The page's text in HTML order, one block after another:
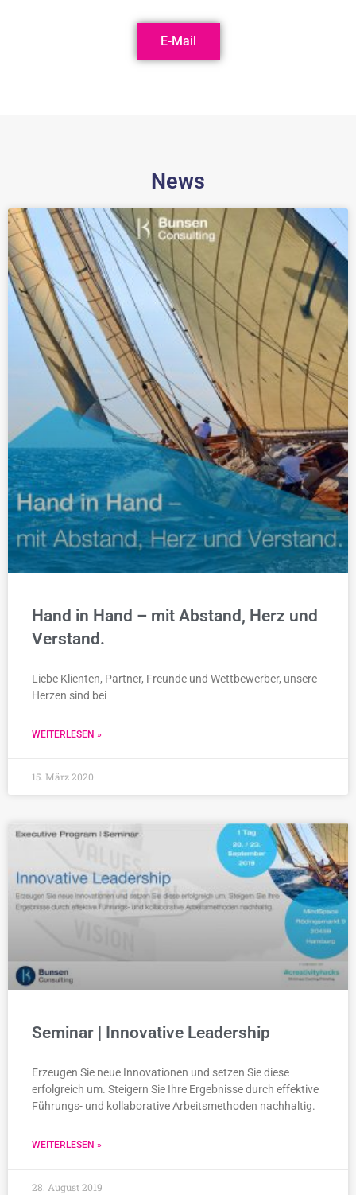
E-Mail
News
Hand in Hand – mit Abstand, Herz und
Verstand.
Liebe Klienten, Partner, Freunde und Wettbewerber, unsere
Herzen sind bei
WEITERLESEN »
15. März 2020
Seminar | Innovative Leadership
Erzeugen Sie neue Innovationen und setzen Sie diese
erfolgreich um. Steigern Sie Ihre Ergebnisse durch effektive
Führungs- und kollaborative Arbeitsmethoden nachhaltig.
WEITERLESEN »
28. August 2019